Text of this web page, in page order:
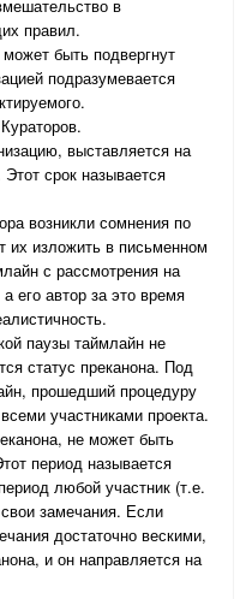
в
правил.
быть подвергнут
подразумевается
выставляется на
срок называется
возникли сомнения по
их изложить в письменном
с рассмотрения на
его автор за это время
паузы таймлайн не
статус преканона. Под
прошедший процедуру
участниками проекта.
не может быть
период называется
любой участник (т.е.
замечания. Если
достаточно вескими,
и он направляется на